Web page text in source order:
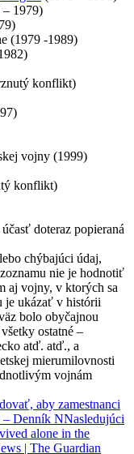
– 1979)
(1979 -1989)
konflikt)
vojny (1999)
konflikt)
doteraz popieraná
chýbajúci údaj,
nie je hodnotiť
aj vojny, v ktorých sa
je ukázať v histórii
bolo obyčajnou
ostatné –
atď. atď., a
mierumilovnosti
vojnám
aby zamestnanci
– Denník NNasledujúci
alone in the
| The Guardian